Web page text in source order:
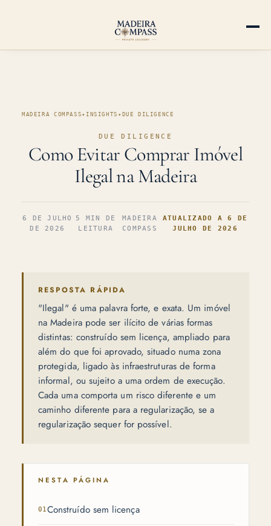
MADEIRA COMPASS ✦ INSIGHTS ✦ DUE DILIGENCE
DUE DILIGENCE
Como Evitar Comprar Imóvel
Ilegal na Madeira
6 DE JULHO
DE 2026
5 MIN DE
LEITURA
MADEIRA
COMPASS
ATUALIZADO A 6 DE
JULHO DE 2026
RESPOSTA RÁPIDA
"Ilegal" é uma palavra forte, e exata. Um imóvel
na Madeira pode ser ilícito de várias formas
distintas: construído sem licença, ampliado para
além do que foi aprovado, situado numa zona
protegida, ligado às infraestruturas de forma
informal, ou sujeito a uma ordem de execução.
Cada uma comporta um risco diferente e um
caminho diferente para a regularização, se a
regularização sequer for possível.
NESTA PÁGINA
Construído sem licença